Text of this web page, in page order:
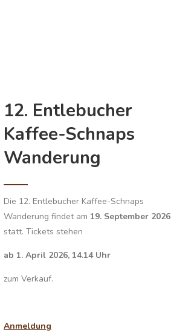
12. Entlebucher
Kaffee-Schnaps
Wanderung
Die 12. Entlebucher Kaffee-Schnaps
Wanderung findet am 19. September 2026
statt. Tickets stehen
ab 1. April 2026, 14.14 Uhr
zum Verkauf.
Anmeldung